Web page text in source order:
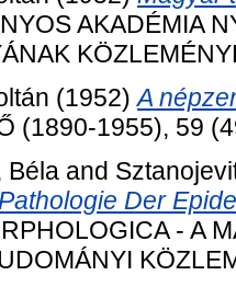
AKADÉMIA
(1952)A
(1890-1955), 59
Béla and
Der
- A